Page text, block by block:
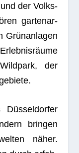
der Volks­
gar­ten­ar­
Grün­an­la­gen
der
brin­gen
näher.